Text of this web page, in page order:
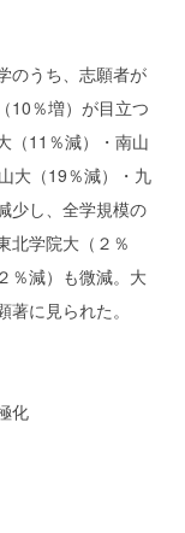
のうち、志願者が
10％増）が目立つ
（11％減）・南山
大（19％減）・九
少し、全学規模の
北学院大（２％
％減）も微減。大
に見られた。
化